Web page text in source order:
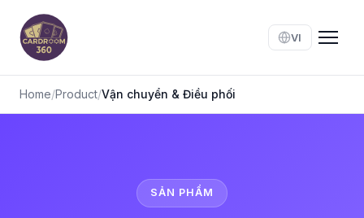
VI
Home/Product/Vận chuyển & Điều phối
SẢN PHẨM